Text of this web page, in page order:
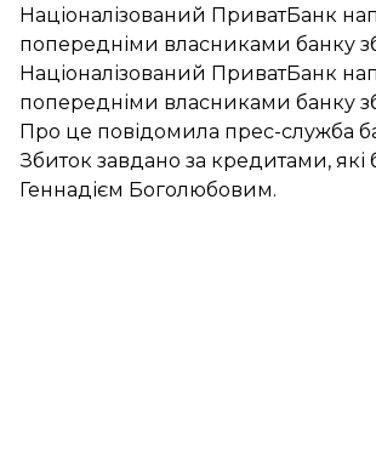
Націоналізований ПриватБанк
попередніми власниками банку
Націоналізований ПриватБанк
попередніми власниками банку
Про це повідомила прес-служба
Збиток завдано за кредитами,
Геннадієм Боголюбовим.